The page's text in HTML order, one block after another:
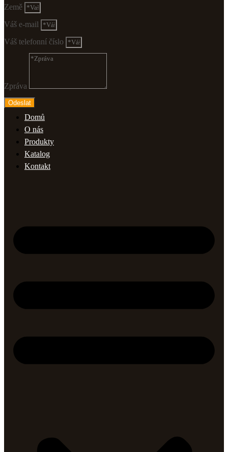
Země
Váš e-mail
Váš telefonní číslo
Zpráva
Odeslat
Domů
O nás
Produkty
Katalog
Kontakt